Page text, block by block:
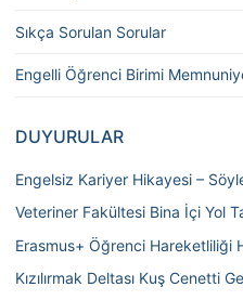
Sıkça Sorulan Sorular
Engelli Öğrenci Birimi
DUYURULAR
Engelsiz Kariyer Hikayesi –
Veteriner Fakültesi Bina İçi Yol
Erasmus+ Öğrenci Hareketliliği
Kızılırmak Deltası Kuş Cenetti